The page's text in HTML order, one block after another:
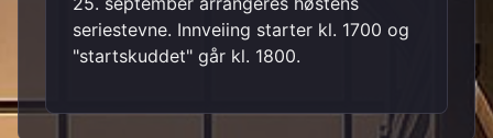
seriestevne. Innveiing starter kl. 1700 og
"startskuddet" går kl. 1800.